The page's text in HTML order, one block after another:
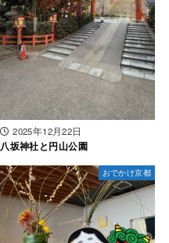
2025年12月22日
八坂神社と円山公園
おでかけ京都